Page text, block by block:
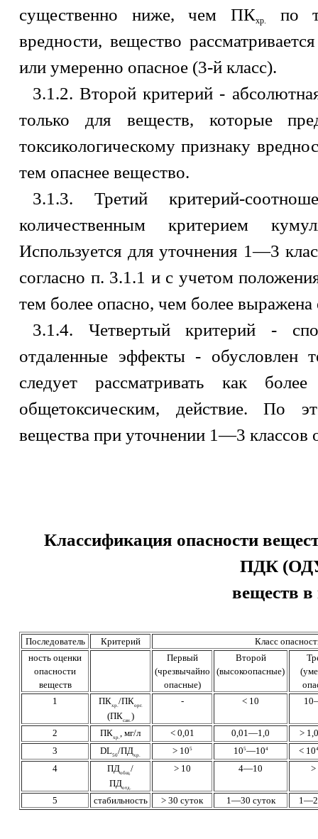
существенно ниже, чем ПКхр.
по
вредности, вещество
или умеренно опасное (3-й класс).
3.1.2. Второй критерий -
только для веществ, которые
токсикологическому признаку
тем опаснее вещество.
3.1.3. Третий критерий-
количественным критерием
Используется для уточнения 1—3
согласно п. 3.1.1 и с учетом
тем более опасно, чем более
3.1.4. Четвертый критерий -
отдаленные эффекты - обусловлен
следует рассматривать как
общетоксическим, действие. По
вещества при уточнении 1—3 классов
Классификация опасности
ПДК
веществ в
Последователь Критерий
Класс
ность оценки
опасности
веществ
Первый
(чрезвычайно
опасные)
Второй
(высокоопасные)
1
ПКхр. /ПКорг.
(ПКсан. )
- < 10
2 ПКхр. , мг/л < 0,01 0,01—1,0
>
3
DL50/ПДхр. > 105 105—104 < 104
4 ПДобщ. /
ПДотд.
> 10 4—10 >
5 стабильность > 30 суток 1—30 суток